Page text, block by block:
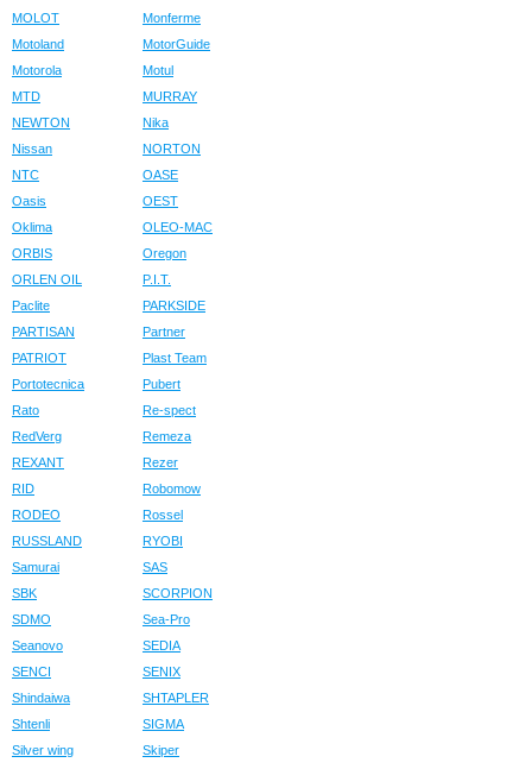
MOLOT
Monferme
Motoland
MotorGuide
Motorola
Motul
MTD
MURRAY
NEWTON
Nika
Nissan
NORTON
NTC
OASE
Oasis
OEST
Oklima
OLEO-MAC
ORBIS
Oregon
ORLEN OIL
P.I.T.
Paclite
PARKSIDE
PARTISAN
Partner
PATRIOT
Plast Team
Portotecnica
Pubert
Rato
Re-spect
RedVerg
Remeza
REXANT
Rezer
RID
Robomow
RODEO
Rossel
RUSSLAND
RYOBI
Samurai
SAS
SBK
SCORPION
SDMO
Sea-Pro
Seanovo
SEDIA
SENCI
SENIX
Shindaiwa
SHTAPLER
Shtenli
SIGMA
Silver wing
Skiper